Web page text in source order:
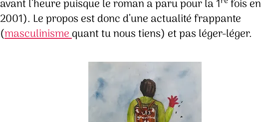
avant l’heure puisque le roman a paru pour la 1
fois en
2001). Le propos est donc d’une actualité frappante
(masculinismequant tu nous tiens) et pas léger-léger.